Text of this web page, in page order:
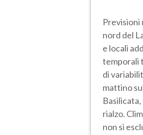
Previsioni
nord del
e locali
temporali
di
mattino
rialzo.
non si